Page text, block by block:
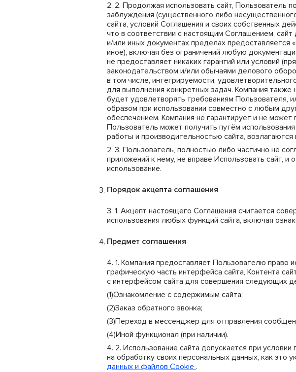
Продолжая использовать сайт, Пользователь
заблуждения (существенного либо
сайта, условий Соглашения и своих собственных
что в соответствии с настоящим Соглашением,
и/или иных документах пределах предоставляется
иное), включая без ограничений любую
не предоставляет никаких гарантий или условий
законодательством и/или обычаями делового
в том числе, интегрируемости,
для выполнения конкретных задач. Компания также
будет удовлетворять требованиям Пользователя,
образом при использовании совместно с любым
обеспечением. Компания не гарантирует и не
Пользователь может получить путём
работы и производительностью сайта, возлагаются
Пользователь, полностью либо частично не
приложений к нему, не вправе Использовать сайт, и
использование.
Порядок акцепта соглашения
Акцепт настоящего Соглашения считается
использования любых функций сайта, включая
Предмет соглашения
Компания предоставляет Пользователю право
графическую часть интерфейса сайта, Контента
с интерфейсом сайта для совершения следующих
Ознакомление с содержимым сайта;
Заказ обратного звонка;
Переход в мессенджер для отправления
Иной функционал (при наличии).
Использование сайта допускается при
на обработку своих персональных данных, как это
данных и файлов Cookie .